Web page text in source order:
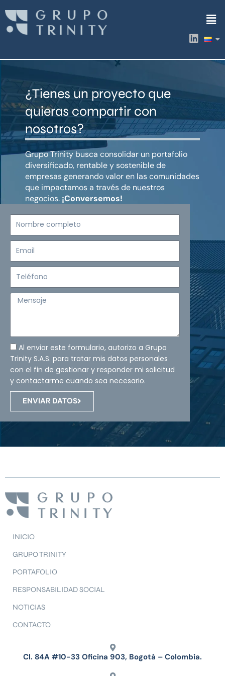
contenido
L
i
k
i
¿Tienes un proyecto que
quieras compartir con
nosotros?
Grupo Trinity busca consolidar un portafolio
diversificado, rentable y sostenible de
empresas generando valor en las comunidades
que impactamos a través de nuestros
negocios. ¡Conversemos!
Mensaje
Al enviar este formulario, autorizo a Grupo
Trinity S.A.S. para tratar mis datos personales
con el fin de gestionar y responder mi solicitud
y contactarme cuando sea necesario.
ENVIAR DATOS
INICIO
GRUPO TRINITY
PORTAFOLIO
RESPONSABILIDAD SOCIAL
NOTICIAS
CONTACTO
Cl. 84A #10-33 Oficina 903, Bogotá – Colombia.